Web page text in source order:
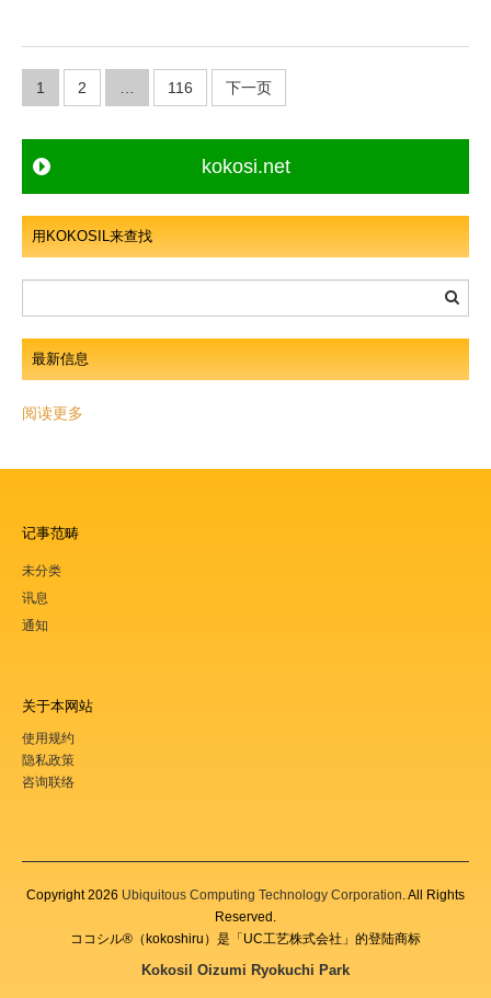
文
章
导
航
1 2 116 下一页
kokosi.net
用KOKOSIL来查找
最新信息
阅读更多
记事范畴
未分类
讯息
通知
关于本网站
使用规约
隐私政策
咨询联络
Copyright2026 Ubiquitous Computing Technology Corporation. All Rights
Reserved.
ココシル®（kokoshiru）是「UC工艺株式会社」的登陆商标
Kokosil Oizumi Ryokuchi Park